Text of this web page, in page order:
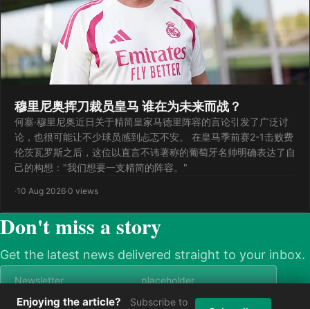
穆里尼奥挥刀裁员皇马 谁在为未来而战？
何塞·穆里尼奥近日关于精简皇家马德里阵容的言论引发了广泛讨
论，也很可能让不少球员感到忐忑不安。 在皇马季前赛2-1击败费
伦茨瓦罗斯之后，这位以直言不讳著称的葡萄牙名帅明确表达了自
己的构想："我们想要一支精简的阵容。"
·10 Aug 2026·0 views
Don't miss a story
Get the latest news delivered straight to your inbox.
Enjoying the article? Subscribe to